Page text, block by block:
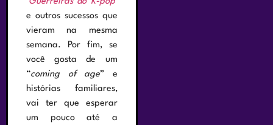
e outros sucessos que
vieram na mesma
semana. Por fim, se
você gosta de um
“coming of age” e
histórias familiares,
vai ter que esperar
um pouco até a